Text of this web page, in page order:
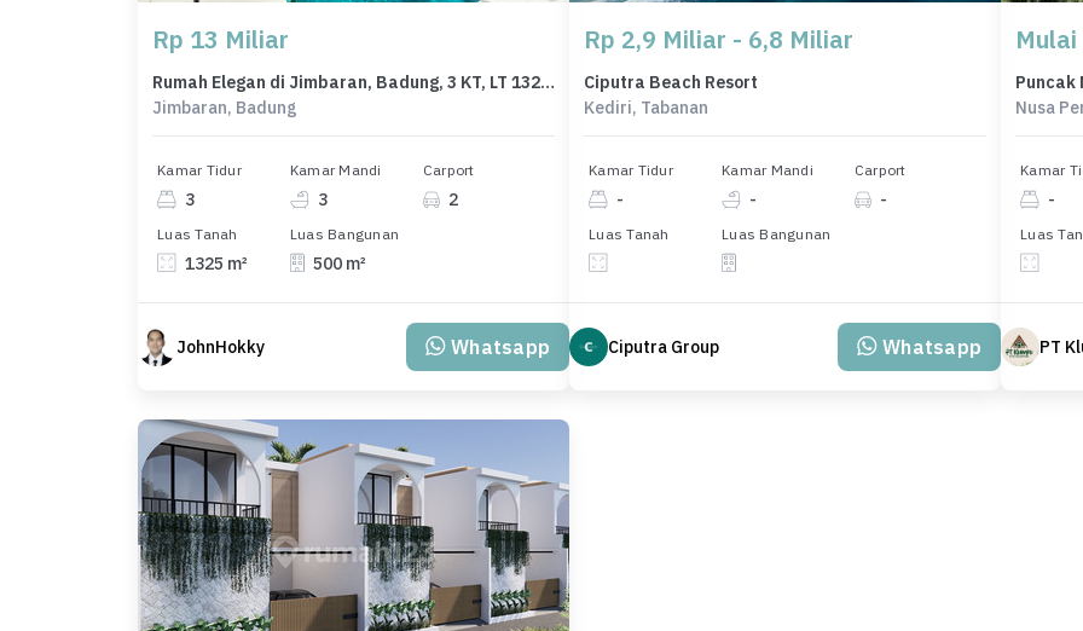
Rp 13 Miliar
Rumah Elegan di Jimbaran, Badung, 3 KT, LT 1325m²
Jimbaran, Badung
Kamar Tidur
3
Kamar Mandi
3
Carport
2
Luas Tanah
1325 m²
Luas Bangunan
500 m²
JohnHokky Whatsapp
Rp 2,9 Miliar - 6,8 Miliar
Ciputra Beach Resort
Kediri, Tabanan
Kamar Tidur
-
Kamar Mandi
-
Carport
-
Luas Tanah Luas Bangunan
Ciputra Group Whatsapp
Puncak
Nusa
Kamar
-
Luas